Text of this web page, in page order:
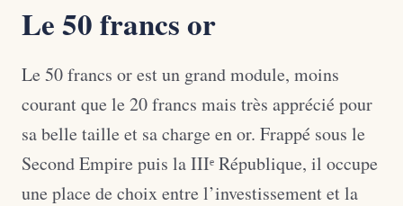
Le 50 francs or
Le 50 francs or est un grand module, moins
courant que le 20 francs mais très apprécié pour
sa belle taille et sa charge en or. Frappé sous le
Second Empire puis la IIIᵉ République, il occupe
une place de choix entre l’investissement et la